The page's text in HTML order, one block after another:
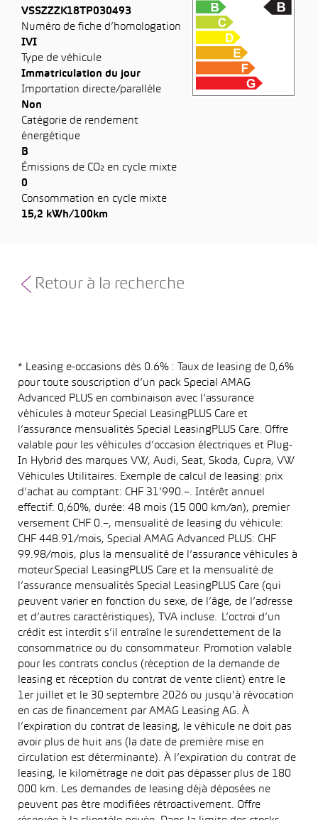
VSSZZZK18TP030493
Numéro de fiche d’homologation
IVI
Type de véhicule
Immatriculation du jour
Importation directe/parallèle
Non
Catégorie de rendement
énergétique
B
Émissions de CO₂ en cycle mixte
0
Consommation en cycle mixte
15,2 kWh/100km
Retour à la recherche
* Leasing e-occasions dès 0.6% : Taux de leasing de 0,6%
pour toute souscription d’un pack Special AMAG
Advanced PLUS en combinaison avec l’assurance
véhicules à moteur Special LeasingPLUS Care et
l’assurance mensualités Special LeasingPLUS Care. Offre
valable pour les véhicules d’occasion électriques et Plug-
In Hybrid des marques VW, Audi, Seat, Skoda, Cupra, VW
Véhicules Utilitaires. Exemple de calcul de leasing: prix
d’achat au comptant: CHF 31’990.–. Intérêt annuel
effectif: 0,60%, durée: 48 mois (15 000 km/an), premier
versement CHF 0.–, mensualité de leasing du véhicule:
CHF 448.91/mois, Special AMAG Advanced PLUS: CHF
99.98/mois, plus la mensualité de l’assurance véhicules à
moteur Special LeasingPLUS Care et la mensualité de
l’assurance mensualités Special LeasingPLUS Care (qui
peuvent varier en fonction du sexe, de l’âge, de l’adresse
et d’autres caractéristiques), TVA incluse. L’octroi d’un
crédit est interdit s’il entraîne le surendettement de la
consommatrice ou du consommateur. Promotion valable
pour les contrats conclus (réception de la demande de
leasing et réception du contrat de vente client) entre le
1er juillet et le 30 septembre 2026 ou jusqu’à révocation
en cas de financement par AMAG Leasing AG. À
l’expiration du contrat de leasing, le véhicule ne doit pas
avoir plus de huit ans (la date de première mise en
circulation est déterminante). À l’expiration du contrat de
leasing, le kilométrage ne doit pas dépasser plus de 180
000 km. Les demandes de leasing déjà déposées ne
peuvent pas être modifiées rétroactivement. Offre